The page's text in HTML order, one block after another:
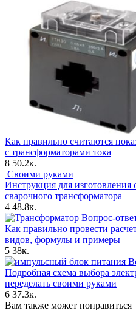
Как правильно считаются
с трансформаторами тока
8 50.2к.
Своими руками
Инструкция для изготовления
сварочного трансформатора
4 48.8к.
Вопрос-
Как правильно провести
видов, формулы и примеры
5 38к.
Подробная схема выбора
переделать своими руками
6 37.3к.
Вам также может понравиться